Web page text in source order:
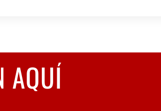
AQUÍ